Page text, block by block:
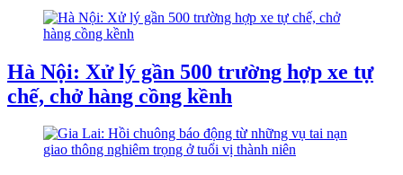
Hà Nội: Xử lý gần 500 trường hợp xe tự
chế, chở hàng cồng kềnh